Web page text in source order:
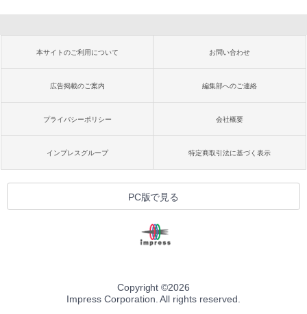
本サイトのご利用について お問い合わせ
広告掲載のご案内 編集部へのご連絡
プライバシーポリシー 会社概要
インプレスグループ 特定商取引法に基づく表示
PC版で見る
Copyright ©2026
Impress Corporation. All rights reserved.